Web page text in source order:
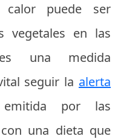
puede ser
vegetales en las
una medida
seguir la alerta
por las
una dieta que